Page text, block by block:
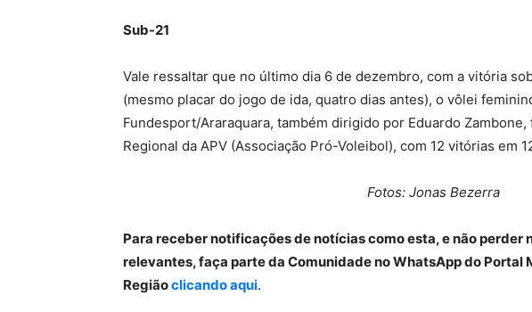
Sub-21
Vale ressaltar que no último dia 6 de dezembro, com a vitória
(mesmo placar do jogo de ida, quatro dias antes), o vôlei
Fundesport/Araraquara, também dirigido por Eduardo
Regional da APV (Associação Pró-Voleibol), com 12 vitórias em
Fotos: Jonas Bezerra
Para receber notificações de notícias como esta, e não perder
relevantes, faça parte da Comunidade no WhatsApp do Portal
Regiãoclicando aqui.